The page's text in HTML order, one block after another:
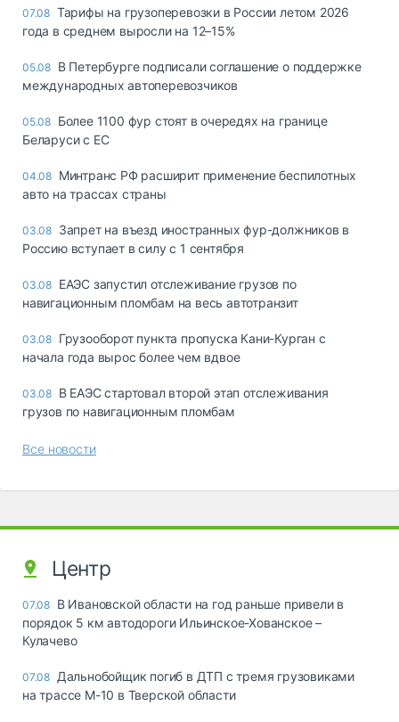
07.08 Тарифы на грузоперевозки в России летом 2026
года в среднем выросли на 12–15%
05.08 В Петербурге подписали соглашение о поддержке
международных автоперевозчиков
05.08 Более 1100 фур стоят в очередях на границе
Беларуси с ЕС
04.08 Минтранс РФ расширит применение беспилотных
авто на трассах страны
03.08 Запрет на въезд иностранных фур-должников в
Россию вступает в силу с 1 сентября
03.08 ЕАЭС запустил отслеживание грузов по
навигационным пломбам на весь автотранзит
03.08 Грузооборот пункта пропуска Кани-Курган с
начала года вырос более чем вдвое
03.08 В ЕАЭС стартовал второй этап отслеживания
грузов по навигационным пломбам
Все новости
Центр
07.08 В Ивановской области на год раньше привели в
порядок 5 км автодороги Ильинское-Хованское –
Кулачево
07.08 Дальнобойщик погиб в ДТП с тремя грузовиками
на трассе М-10 в Тверской области